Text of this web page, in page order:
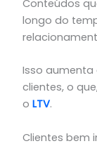
Conteúdos
longo do
Isso
clientes, o
o LTV.
Clientes bem